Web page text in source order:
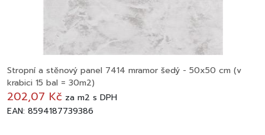
Stropní a stěnový panel 7414 mramor šedý - 50x50 cm (v
krabici 15 bal = 30m2)
202,07 Kč za m2 s DPH
EAN: 8594187739386